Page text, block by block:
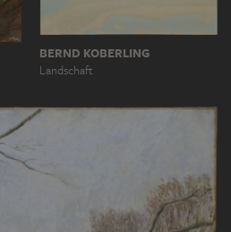
BERND KOBERLING
Landschaft